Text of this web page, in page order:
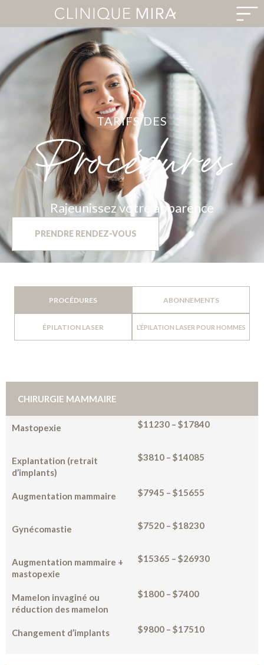
TARIFS DES
Procédures
Rajeunissez votre apparence
PRENDRE RENDEZ-VOUS
PROCÉDURES ABONNEMENTS
ÉPILATION LASER L’ÉPILATION LASER POUR HOMMES
CHIRURGIE MAMMAIRE
Mastopexie $11230 – $17840
Explantation (retrait
d’implants)
$3810 – $14085
Augmentation mammaire $7945 – $15655
Gynécomastie $7520 – $18230
Augmentation mammaire +
mastopexie
$15365 – $26930
Mamelon invaginé ou
réduction des mamelon
$1800 – $7400
Changement d’implants $9800 – $17510